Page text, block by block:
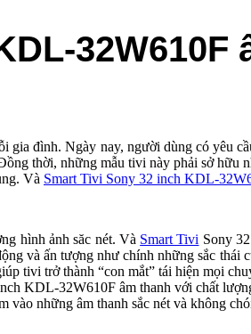
đình. Ngày nay, người dùng có yêu
thời, những mẫu tivi này phải sở
Và Smart Tivi Sony 32 inch KDL-
hình ảnh săc nét. Và Smart Tivi Sony
và ấn tượng như chính những sắc
tivi trở thành “con mắt” tái hiện mọi
KDL-32W610F âm thanh với chất
những âm thanh sắc nét và không